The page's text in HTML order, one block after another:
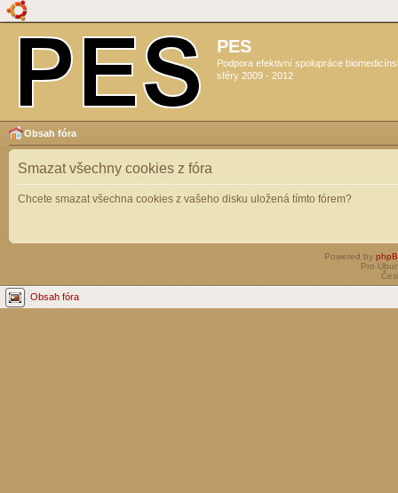
PES
Podpora efektivní spolupráce
sféry 2009 - 2012
Obsah fóra
Smazat všechny cookies z fóra
Chcete smazat všechna cookies z vašeho disku uložená tímto fórem?
Powered by
Pro
Obsah fóra